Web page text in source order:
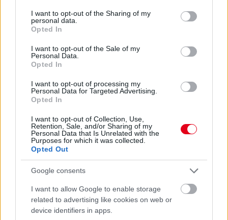
not limited to your visit or usage behaviour. You may click to
grant or deny consent to Google and its third-party tags to
use your data for below specified purposes in below Google
consent section.
I want to opt-out of the Sharing of my
personal data.
Opted In
I want to opt-out of the Sale of my
Personal Data.
Opted In
I want to opt-out of processing my
Personal Data for Targeted Advertising.
Opted In
I want to opt-out of Collection, Use,
Retention, Sale, and/or Sharing of my
Personal Data that Is Unrelated with the
Purposes for which it was collected.
Opted Out
Google consents
I want to allow Google to enable storage
related to advertising like cookies on web or
device identifiers in apps.
Marko szerint a szurkolók nem tudják, mi történik
valójában